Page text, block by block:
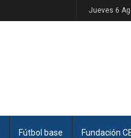
Jueves 6
Fútbol base Fundación